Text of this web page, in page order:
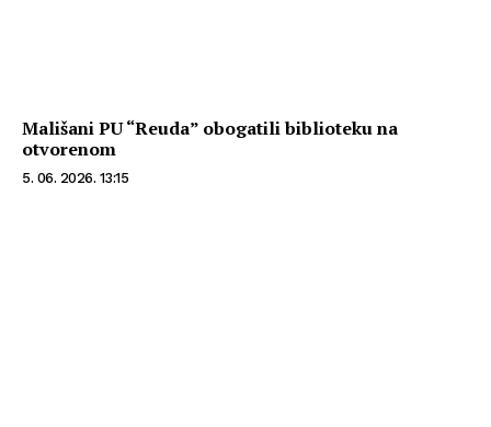
Mališani PU “Reuda” obogatili biblioteku na
otvorenom
5. 06. 2026. 13:15